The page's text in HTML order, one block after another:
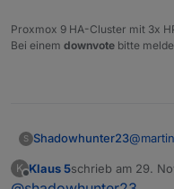
bei mir am
Proxmox 9 HA-Cluster mit 3x
Bei einem downvote bitte
S Shadowhunter23@
76689
K
Offline
Klaus 5schrieb am 29.
zuletzt editiert von